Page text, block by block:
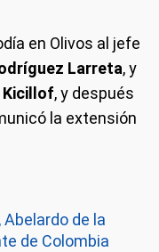
en Olivos al jefe
Larreta, y
Kicillof, y después
la extensión
de la
de Colombia